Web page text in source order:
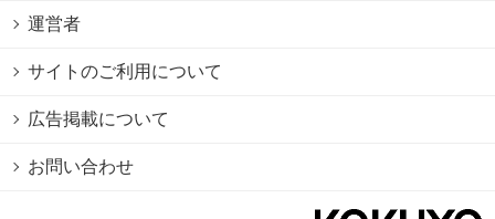
運営者
サイトのご利用について
広告掲載について
お問い合わせ